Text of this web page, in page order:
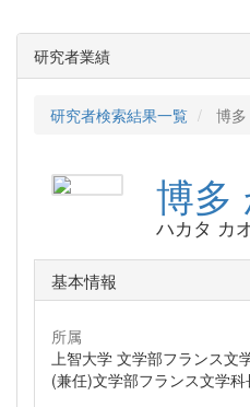
研究者業績
研究者検索結果一覧 博多
博多
ハカタ カ
基本情報
所属
上智大学 文学部フランス文
(兼任)文学部フランス文学科